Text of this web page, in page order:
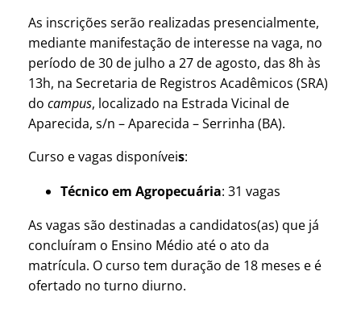
As inscrições serão realizadas presencialmente,
mediante manifestação de interesse na vaga, no
período de 30 de julho a 27 de agosto, das 8h às
13h, na Secretaria de Registros Acadêmicos (SRA)
do campus, localizado na Estrada Vicinal de
Aparecida, s/n – Aparecida – Serrinha (BA).
Curso e vagas disponíveis:
Técnico em Agropecuária: 31 vagas
As vagas são destinadas a candidatos(as) que já
concluíram o Ensino Médio até o ato da
matrícula. O curso tem duração de 18 meses e é
ofertado no turno diurno.